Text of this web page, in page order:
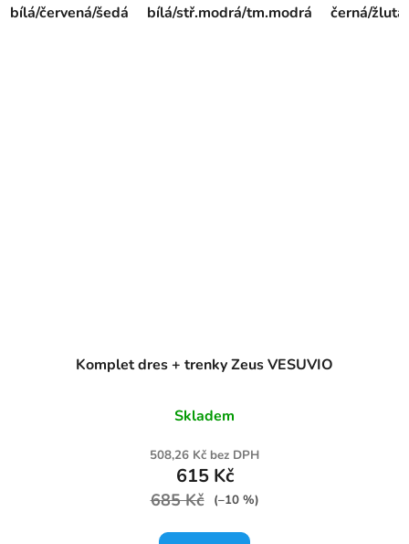
bílá/červená/šedá bílá/stř.modrá/tm.modrá černá/
Komplet dres + trenky Zeus VESUVIO
Skladem
508,26 Kč bez DPH
615 Kč
685 Kč (–10 %)